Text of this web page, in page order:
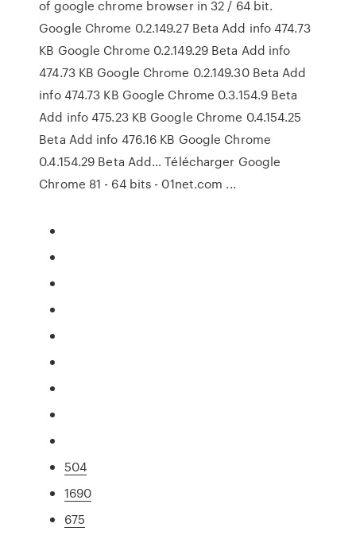
of google chrome browser in 32 / 64 bit.
Google Chrome 0.2.149.27 Beta Add info 474.73
KB Google Chrome 0.2.149.29 Beta Add info
474.73 KB Google Chrome 0.2.149.30 Beta Add
info 474.73 KB Google Chrome 0.3.154.9 Beta
Add info 475.23 KB Google Chrome 0.4.154.25
Beta Add info 476.16 KB Google Chrome
0.4.154.29 Beta Add… Télécharger Google
Chrome 81 - 64 bits - 01net.com ...
504
1690
675